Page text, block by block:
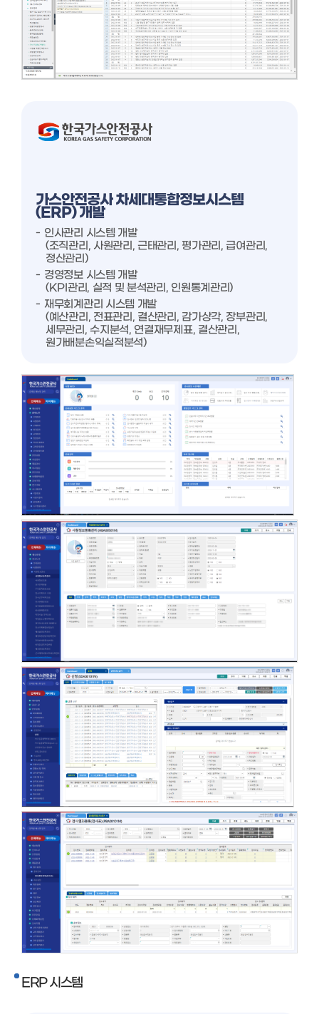
가스안전공사 차세대통합정보시스템
(ERP) 개발
인사관리 시스템 개발
(조직관리, 사원관리, 근태관리, 평가관리, 급여관리,
정산관리)
경영정보 시스템 개발
(KPI관리, 실적 및 분석관리, 인원통계관리)
재무회계관리 시스템 개발
(예산관리, 전표관리, 결산관리, 감가상각, 장부관리,
세무관리, 수지분석, 연결재무제표, 결산관리,
원가배분손익실적분석)
ERP 시스템